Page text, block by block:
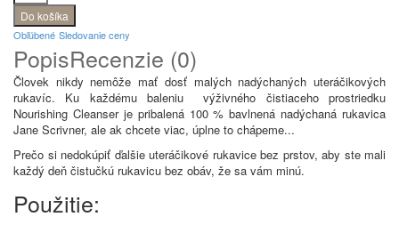
Obľúbené Sledovanie ceny
PopisRecenzie (0)
Človek nikdy nemôže mať dosť malých nadýchaných uteráčikových
rukavíc. Ku každému baleniu výživného čistiaceho prostriedku
Nourishing Cleanser je pribalená 100 % bavlnená nadýchaná rukavica
Jane Scrivner, ale ak chcete viac, úplne to chápeme...
Prečo si nedokúpiť ďalšie uteráčikové rukavice bez prstov, aby ste mali
každý deň čistučkú rukavicu bez obáv, že sa vám minú.
Použitie: